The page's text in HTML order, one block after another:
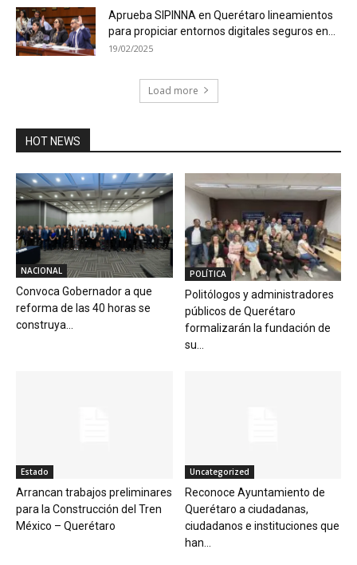
Aprueba SIPINNA en Querétaro lineamientos
para propiciar entornos digitales seguros en...
19/02/2025
Load more
HOT NEWS
NACIONAL
Convoca Gobernador a que
reforma de las 40 horas se
construya...
POLÍTICA
Politólogos y administradores
públicos de Querétaro
formalizarán la fundación de
su...
Estado
Arrancan trabajos preliminares
para la Construcción del Tren
México – Querétaro
Uncategorized
Reconoce Ayuntamiento de
Querétaro a ciudadanas,
ciudadanos e instituciones que
han...